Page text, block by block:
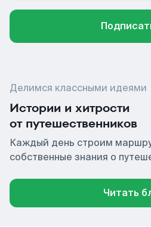
Делимся классными идеями
Истории и хитрости
от путешественников
Каждый день строим
собственные знания о
Читать